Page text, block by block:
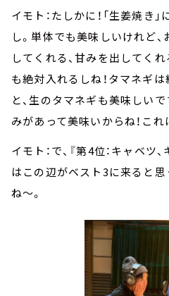
イモト：たしかに！「生姜焼き
し。単体でも美味しいけれど
してくれる、甘みを出してく
も絶対入れるしね！タマネギ
と、生のタマネギも美味しいで
みがあって美味いからね！これ
イモト：で、『第4位：キャベツ
はこの辺がベスト3に来ると思
ね～。